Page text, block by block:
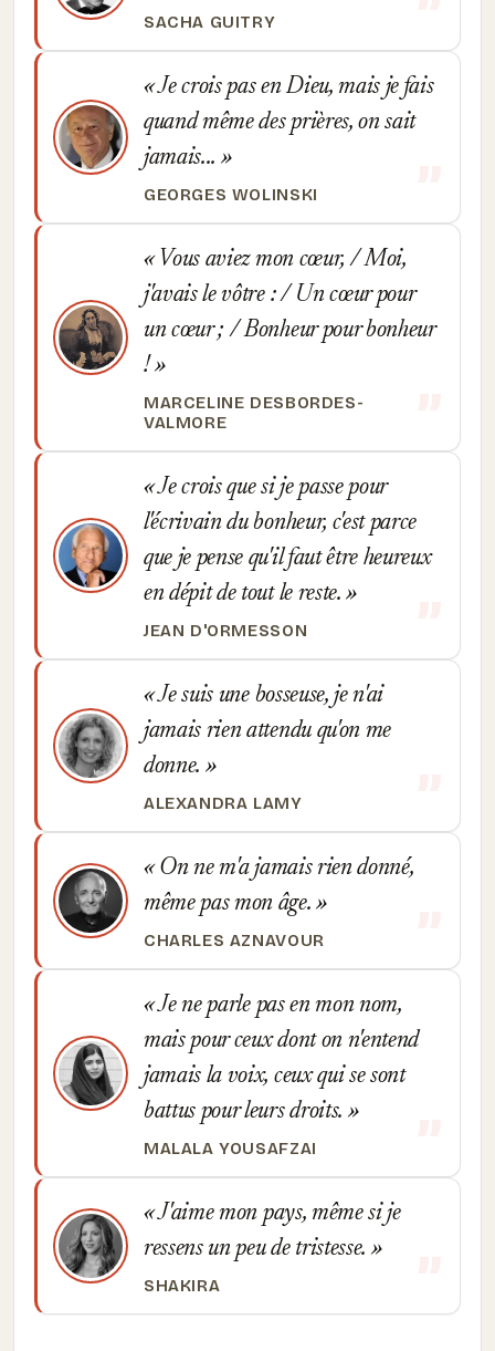
SACHA GUITRY
Je crois pas en Dieu, mais je fais
quand même des prières, on sait
jamais...
GEORGES WOLINSKI
Vous aviez mon cœur, / Moi,
j'avais le vôtre : / Un cœur pour
un cœur ; / Bonheur pour bonheur
!
MARCELINE DESBORDES-
VALMORE
Je crois que si je passe pour
l'écrivain du bonheur, c'est parce
que je pense qu'il faut être heureux
en dépit de tout le reste.
JEAN D'ORMESSON
Je suis une bosseuse, je n'ai
jamais rien attendu qu'on me
donne.
ALEXANDRA LAMY
On ne m'a jamais rien donné,
même pas mon âge.
CHARLES AZNAVOUR
Je ne parle pas en mon nom,
mais pour ceux dont on n'entend
jamais la voix, ceux qui se sont
battus pour leurs droits.
MALALA YOUSAFZAI
J'aime mon pays, même si je
ressens un peu de tristesse.
SHAKIRA